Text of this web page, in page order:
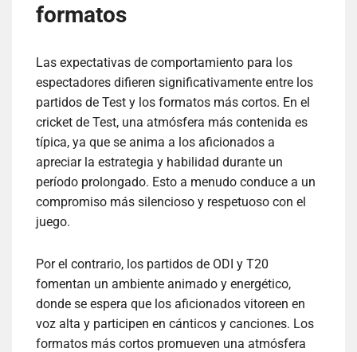
formatos
Las expectativas de comportamiento para los
espectadores difieren significativamente entre los
partidos de Test y los formatos más cortos. En el
cricket de Test, una atmósfera más contenida es
típica, ya que se anima a los aficionados a
apreciar la estrategia y habilidad durante un
período prolongado. Esto a menudo conduce a un
compromiso más silencioso y respetuoso con el
juego.
Por el contrario, los partidos de ODI y T20
fomentan un ambiente animado y energético,
donde se espera que los aficionados vitoreen en
voz alta y participen en cánticos y canciones. Los
formatos más cortos promueven una atmósfera